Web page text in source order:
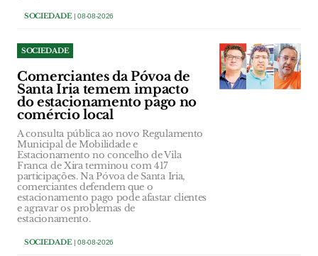
SOCIEDADE| 08-08-2026
SOCIEDADE
Comerciantes da Póvoa de
Santa Iria temem impacto
do estacionamento pago no
comércio local
A consulta pública ao novo Regulamento
Municipal de Mobilidade e
Estacionamento no concelho de Vila
Franca de Xira terminou com 417
participações. Na Póvoa de Santa Iria,
comerciantes defendem que o
estacionamento pago pode afastar clientes
e agravar os problemas de
estacionamento.
SOCIEDADE| 08-08-2026